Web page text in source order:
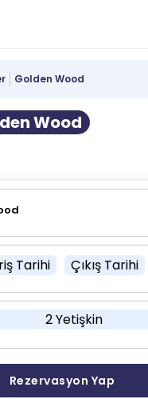
Golden Wood
Wood
Tarihi Çıkış Tarihi
2 Yetişkin
Rezervasyon Yap